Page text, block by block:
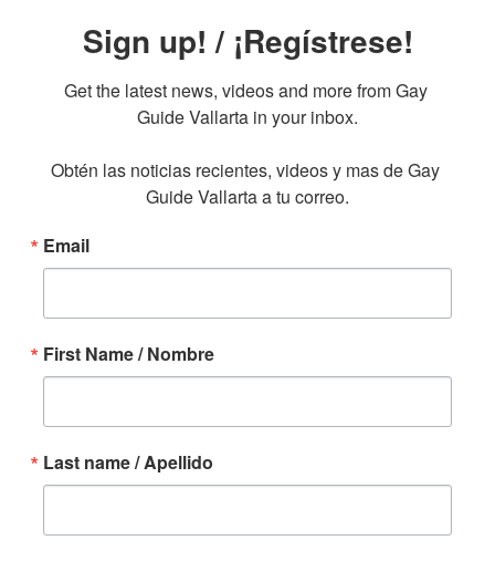
Sign up! / ¡Regístrese!
Get the latest news, videos and more from Gay
Guide Vallarta in your inbox.
Obtén las noticias recientes, videos y mas de Gay
Guide Vallarta a tu correo.
Email
First Name / Nombre
Last name / Apellido